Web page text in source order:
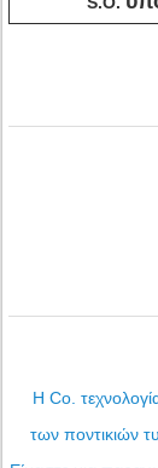
Η Co.
των ποντικιών